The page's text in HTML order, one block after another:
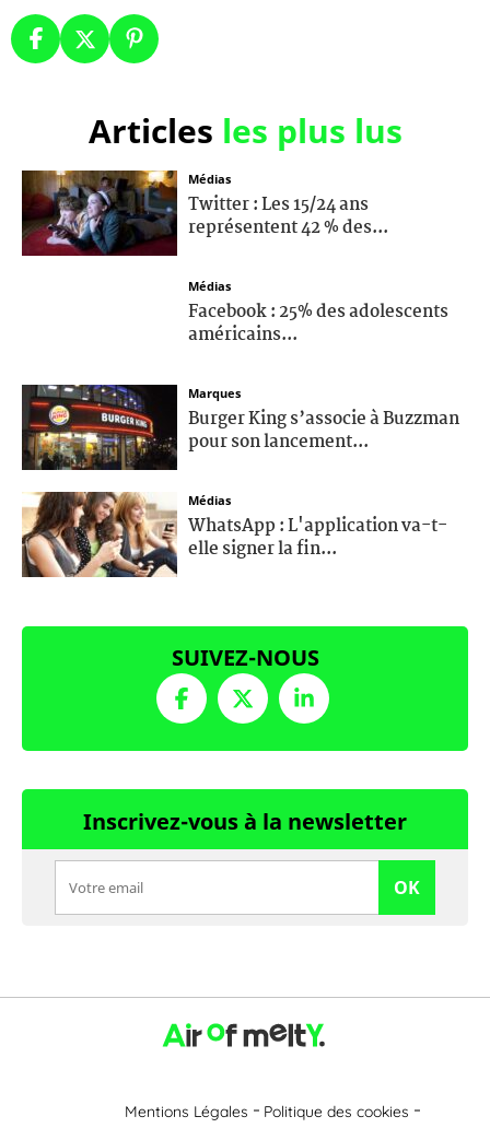
Articles les plus lus
Médias
Twitter : Les 15/24 ans
représentent 42 % des...
Médias
Facebook : 25% des adolescents
américains...
Marques
Burger King s’associe à Buzzman
pour son lancement...
Médias
WhatsApp : L'application va-t-
elle signer la fin...
SUIVEZ-NOUS
Inscrivez-vous à la newsletter
OK
Mentions Légales
Politique des cookies